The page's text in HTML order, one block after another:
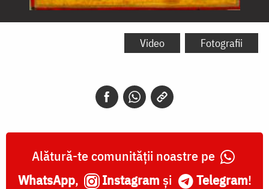
Icoana
Novgorod
Video Fotografii
Alătură-te comunității noastre pe
WhatsApp, Instagram și Telegram!